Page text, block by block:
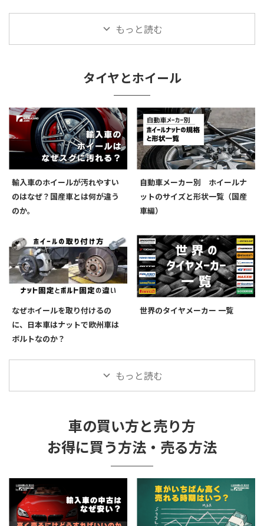
もっと読む
タイヤとホイール
輸入車のホイールが汚れやすい
のはなぜ？国産車とは何が違う
のか。
自動車メーカー別 ホイールナ
ットのサイズと形状一覧（国産
車編）
なぜホイールを取り付けるの
に、日本車はナットで欧州車は
ボルトなのか？
世界のタイヤメーカー 一覧
もっと読む
車の買い方と売り方
お得に買う方法・売る方法